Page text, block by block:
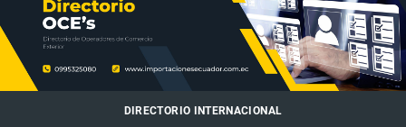
DIRECTORIO INTERNACIONAL